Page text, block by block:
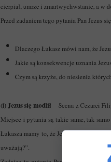
cierpiał, umrze i zmartwychwstanie, a w
Przed zadaniem tego pytania Pan Jezus
Dlaczego Łukasz mówi nam, że
Jakie są konsekwencje uznania
Czym są krzyże, do niesienia
(i)Jezus się modlił Scena z Cezarei
Miejsce i pytania są takie same, tak
Łukasza mamy to, że Jezus modli się w
uważają?”.